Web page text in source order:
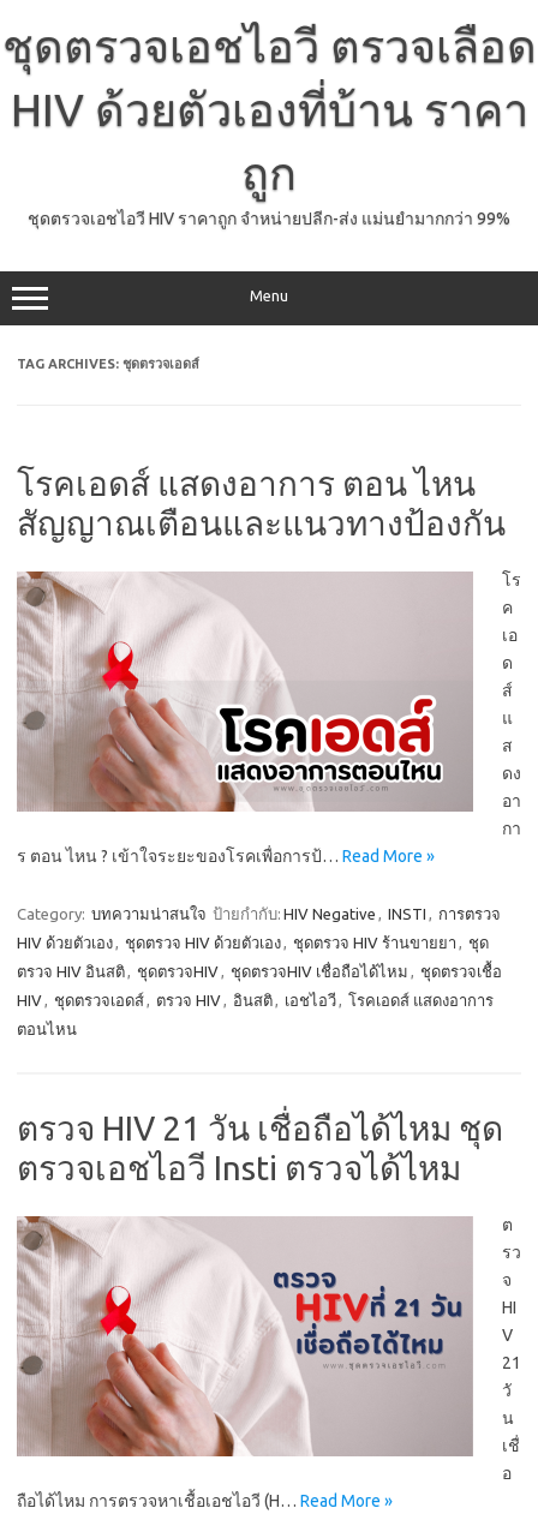
content
ชุดตรวจเอชไอวี ตรวจเลือด
HIV ด้วยตัวเองที่บ้าน ราคา
ถูก
ชุดตรวจเอชไอวี HIV ราคาถูก จำหน่ายปลีก-ส่ง แม่นยำมากกว่า 99%
Menu
TAG ARCHIVES: ชุดตรวจเอดส์
โรคเอดส์ แสดงอาการ ตอน ไหน
สัญญาณเตือนและแนวทางป้องกัน
โร
ค
เอ
ด
ส์
แ
ส
ดง
อา
กา
ร ตอน ไหน ? เข้าใจระยะของโรคเพื่อการป้… Read More »
Category: บทความน่าสนใจ ป้ายกำกับ: HIV Negative , INSTI , การตรวจ
HIV ด้วยตัวเอง, ชุดตรวจ HIV ด้วยตัวเอง, ชุดตรวจ HIV ร้านขายยา , ชุด
ตรวจ HIV อินสติ, ชุดตรวจHIV, ชุดตรวจHIV เชื่อถือได้ไหม , ชุดตรวจเชื้อ
HIV, ชุดตรวจเอดส์, ตรวจ HIV, อินสติ, เอชไอวี, โรคเอดส์ แสดงอาการ
ตอนไหน
ตรวจ HIV 21 วัน เชื่อถือได้ไหม ชุด
ตรวจเอชไอวี Insti ตรวจได้ไหม
ต
รว
จ
HI
V
21
วั
น
เชื่
อ
ถือได้ไหม การตรวจหาเชื้อเอชไอวี (H… Read More »